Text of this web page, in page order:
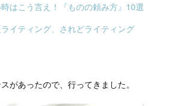
はこう言え！『ものの頼み方』10選
ライティング、されどライティング
があったので、行ってきました。